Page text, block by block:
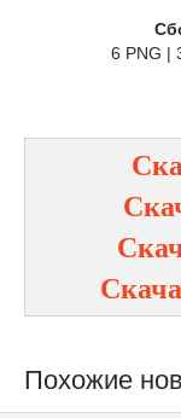
6 PNG |
Похожие